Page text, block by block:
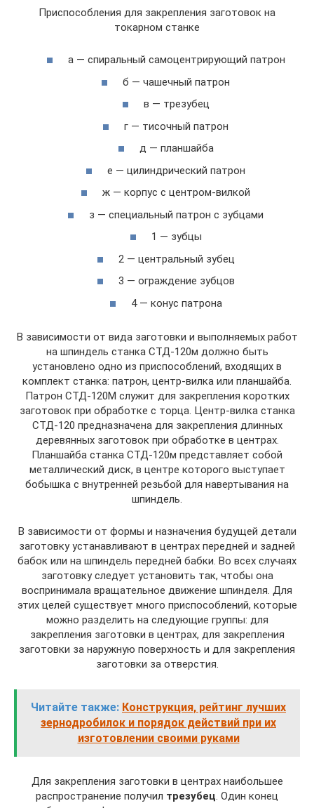
Приспособления для закрепления заготовок на
токарном станке
а — спиральный самоцентрирующий патрон
б — чашечный патрон
в — трезубец
г — тисочный патрон
д — планшайба
е — цилиндрический патрон
ж — корпус с центром-вилкой
з — специальный патрон с зубцами
1 — зубцы
2 — центральный зубец
3 — ограждение зубцов
4 — конус патрона
В зависимости от вида заготовки и выполняемых работ
на шпиндель станка СТД-120м должно быть
установлено одно из приспособлений, входящих в
комплект станка: патрон, центр-вилка или планшайба.
Патрон СТД-120М служит для закрепления коротких
заготовок при обработке с торца. Центр-вилка станка
СТД-120 предназначена для закрепления длинных
деревянных заготовок при обработке в центрах.
Планшайба станка СТД-120м представляет собой
металлический диск, в центре которого выступает
бобышка с внутренней резьбой для навертывания на
шпиндель.
В зависимости от формы и назначения будущей детали
заготовку устанавливают в центрах передней и задней
бабок или на шпиндель передней бабки. Во всех случаях
заготовку следует установить так, чтобы она
воспринимала вращательное движение шпинделя. Для
этих целей существует много приспособлений, которые
можно разделить на следующие группы: для
закрепления заготовки в центрах, для закрепления
заготовки за наружную поверхность и для закрепления
заготовки за отверстия.
Читайте также: Конструкция, рейтинг лучших
зернодробилок и порядок действий при их
изготовлении своими руками
Для закрепления заготовки в центрах наибольшее
распространение получил трезубец . Один конец